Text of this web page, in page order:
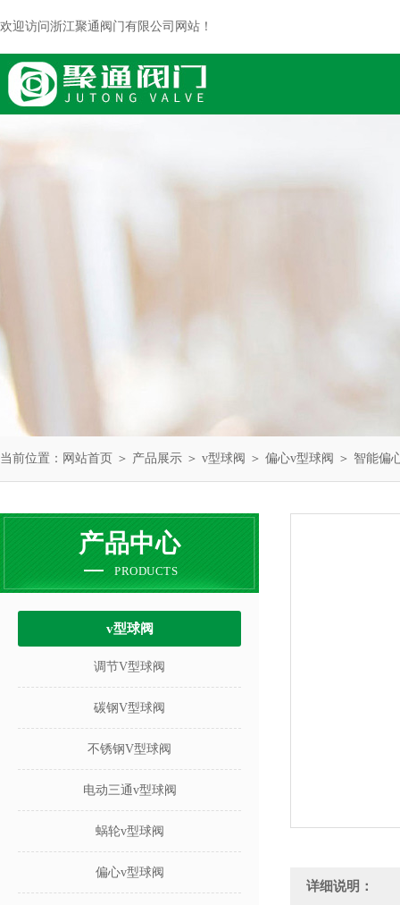
欢迎访问浙江聚通阀门有限公司网站！
当前位置： 网站首页 ＞ 产品展示 ＞ v型球阀 ＞ 偏心v型球阀 ＞ 智能偏
产品中心
PRODUCTS
v型球阀
调节V型球阀
碳钢V型球阀
不锈钢V型球阀
电动三通v型球阀
蜗轮v型球阀
偏心v型球阀
详细说明：